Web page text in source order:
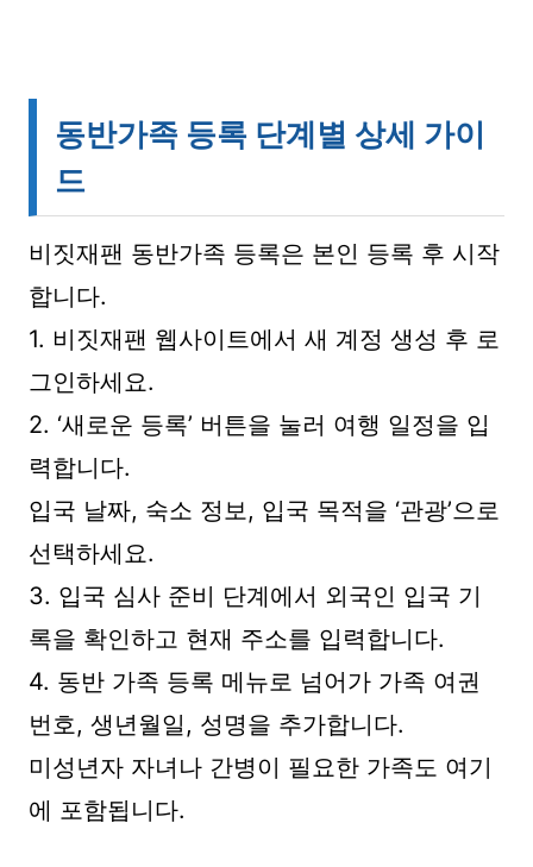
동반가족 등록 단계별 상세 가이
드
비짓재팬 동반가족 등록은 본인 등록 후 시작
합니다.
1. 비짓재팬 웹사이트에서 새 계정 생성 후 로
그인하세요.
2. ‘새로운 등록’ 버튼을 눌러 여행 일정을 입
력합니다.
입국 날짜, 숙소 정보, 입국 목적을 ‘관광’으로
선택하세요.
3. 입국 심사 준비 단계에서 외국인 입국 기
록을 확인하고 현재 주소를 입력합니다.
4. 동반 가족 등록 메뉴로 넘어가 가족 여권
번호, 생년월일, 성명을 추가합니다.
미성년자 자녀나 간병이 필요한 가족도 여기
에 포함됩니다.